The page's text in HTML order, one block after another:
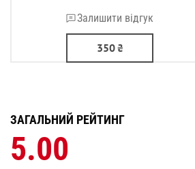
Залишити відгук
350₴
ЗАГАЛЬНИЙ РЕЙТИНГ
5.00